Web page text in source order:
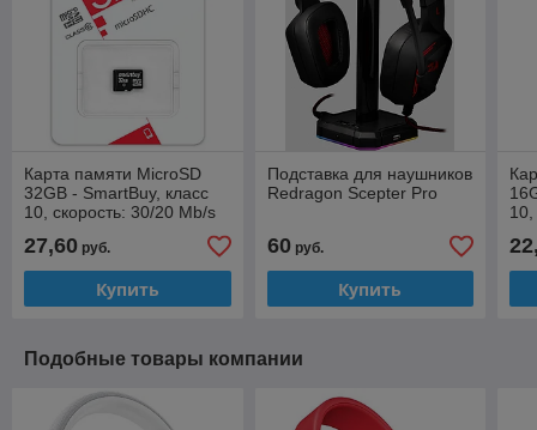
Карта памяти MicroSD
32GB - SmartBuy, класс
10, скорость: 30/20 Mb/s
27,60 руб.
Купить
Подставка для наушников
Redragon Scepter Pro
60руб.
Купить
10,
Подобные товары компании